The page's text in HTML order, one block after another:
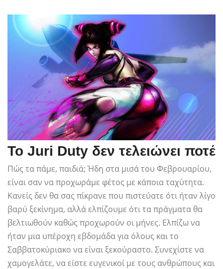
Το Juri Duty δεν τελειώνει ποτέ
Πώς τα πάμε, παιδιά; Ήδη στα μισά του Φεβρουαρίου,
είναι σαν να προχωράμε φέτος με κάποια ταχύτητα.
Κανείς δεν θα σας πίκρανε που πιστεύατε ότι ήταν λίγο
βαρύ ξεκίνημα, αλλά ελπίζουμε ότι τα πράγματα θα
βελτιωθούν καθώς προχωρούν οι μήνες. Ελπίζω να
ήταν μια υπέροχη εβδομάδα για όλους και το
Σαββατοκύριακο να είναι ξεκούραστο. Συνεχίστε να
χαμογελάτε, να είστε ευγενικοί με τους ανθρώπους και